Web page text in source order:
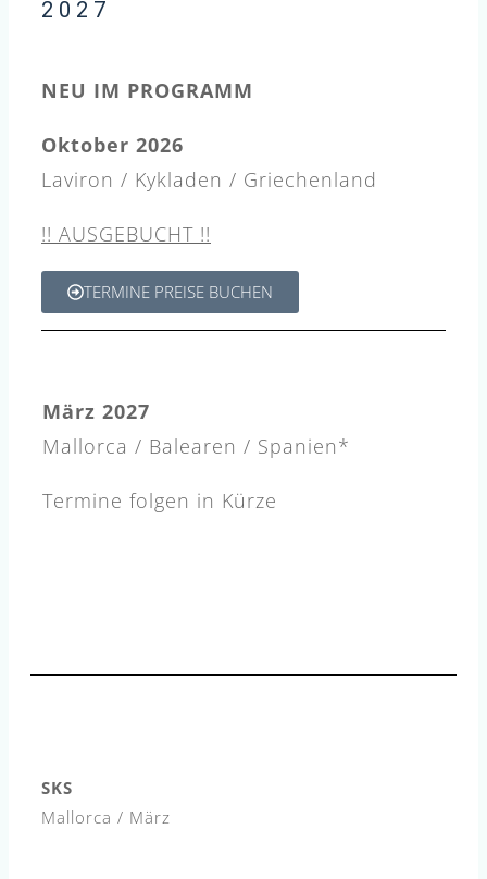
2027
NEU IM PROGRAMM
Oktober 2026
Laviron / Kykladen / Griechenland
!! AUSGEBUCHT !!
TERMINE PREISE BUCHEN
März 2027
Mallorca / Balearen / Spanien*
Termine folgen in Kürze
SKS
Mallorca / März